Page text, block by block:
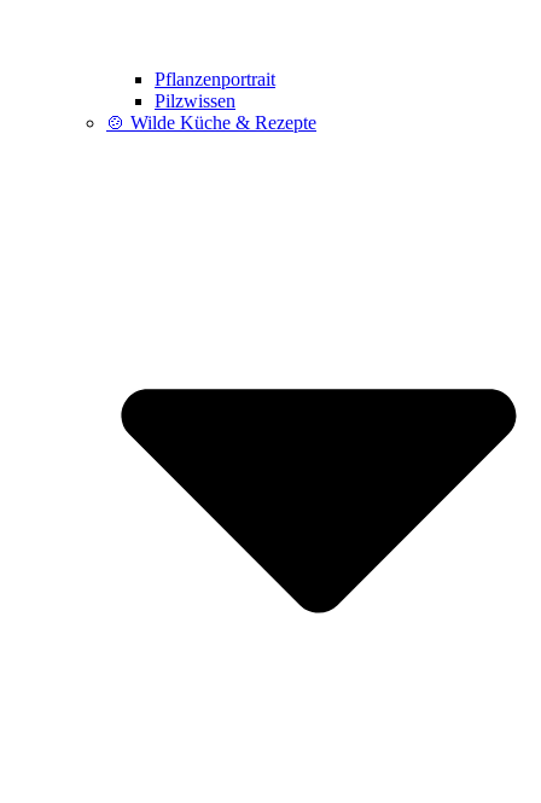
Pflanzenportrait
Pilzwissen
🍲 Wilde Küche & Rezepte